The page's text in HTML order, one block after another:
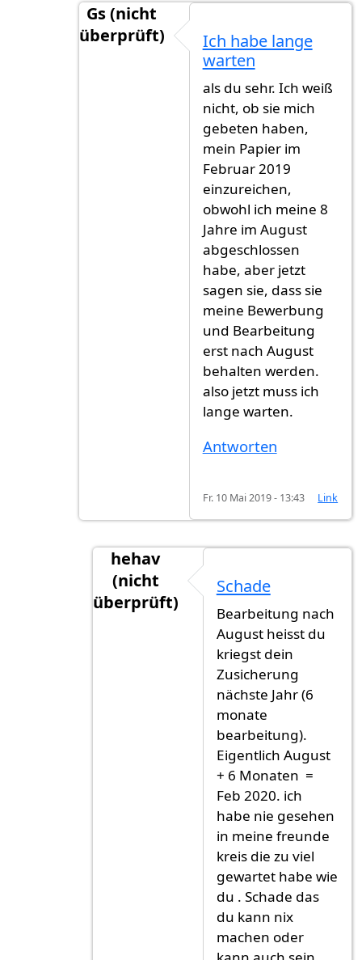
Gs (nicht
überprüft)
Ja naturlich. Ich kann für
Ich habe lange
warten
als du sehr. Ich weiß
nicht, ob sie mich
gebeten haben,
mein Papier im
Februar 2019
einzureichen,
obwohl ich meine 8
Jahre im August
abgeschlossen
habe, aber jetzt
sagen sie, dass sie
meine Bewerbung
und Bearbeitung
erst nach August
behalten werden.
also jetzt muss ich
lange warten.
Antworten
Fr. 10 Mai 2019 - 13:43 Link
hehav
(nicht
überprüft)
Ich habe lange warten
Schade
Bearbeitung nach
August heisst du
kriegst dein
Zusicherung
nächste Jahr (6
monate
bearbeitung).
Eigentlich August
+ 6 Monaten =
Feb 2020. ich
habe nie gesehen
in meine freunde
kreis die zu viel
gewartet habe wie
du . Schade das
du kann nix
machen oder